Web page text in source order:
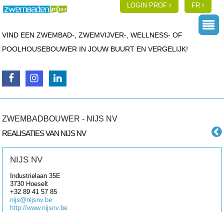
LOGIN PROF FR
VIND EEN ZWEMBAD-, ZWEMVIJVER-, WELLNESS- OF
POOLHOUSEBOUWER IN JOUW BUURT EN VERGELIJK!
ZWEMBADBOUWER - NIJS NV
REALISATIES VAN NIJS NV
NIJS NV
Industrielaan 35E
3730 Hoeselt
+32 89 41 57 85
nijs@nijsnv.be
http://www.nijsnv.be